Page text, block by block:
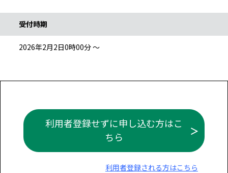
受付時期
2026年2月2日0時00分 ～
利用者登録せずに申し込む方はこ
ちら
利用者登録される方はこちら